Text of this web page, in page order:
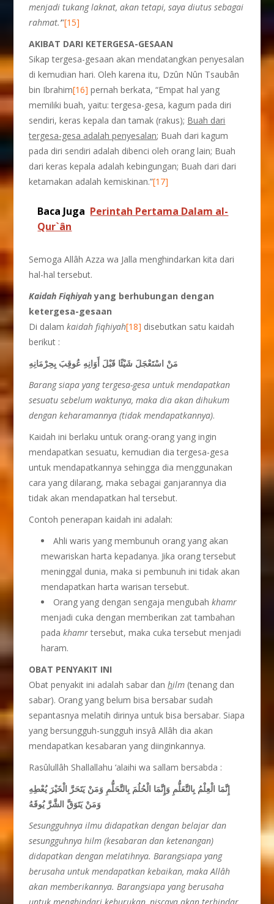
menjadi tukang laknat, akan tetapi, saya diutus sebagai
rahmat.’”[15]
AKIBAT DARI KETERGESA-GESAAN
Sikap tergesa-gesaan akan mendatangkan penyesalan
di kemudian hari. Oleh karena itu, Dzûn Nûn Tsaubân
bin Ibrahim[16] pernah berkata, “Empat hal yang
memiliki buah, yaitu: tergesa-gesa, kagum pada diri
sendiri, keras kepala dan tamak (rakus); Buah dari
tergesa-gesa adalah penyesalan; Buah dari kagum
pada diri sendiri adalah dibenci oleh orang lain; Buah
dari keras kepala adalah kebingungan; Buah dari dari
ketamakan adalah kemiskinan.”[17]
Baca Juga Perintah Pertama Dalam al-
Qur`ân
Semoga Allâh Azza wa Jalla menghindarkan kita dari
hal-hal tersebut.
Kaidah Fiqhiyahyang berhubungan dengan
ketergesa-gesaan
Di dalamkaidah fiqhiyah[18] disebutkan satu kaidah
berikut :
مَنْ اسْتَعْجَلَ شَيْئًا قَبْلَ أَوَانِهِ عُوقِبَ بِحِرْمَانِهِ
Barang siapa yang tergesa-gesa untuk mendapatkan
sesuatu sebelum waktunya, maka dia akan dihukum
dengan keharamannya (tidak mendapatkannya).
Kaidah ini berlaku untuk orang-orang yang ingin
mendapatkan sesuatu, kemudian dia tergesa-gesa
untuk mendapatkannya sehingga dia menggunakan
cara yang dilarang, maka sebagai ganjarannya dia
tidak akan mendapatkan hal tersebut.
Contoh penerapan kaidah ini adalah:
Ahli waris yang membunuh orang yang akan
mewariskan harta kepadanya. Jika orang tersebut
meninggal dunia, maka si pembunuh ini tidak akan
mendapatkan harta warisan tersebut.
Orang yang dengan sengaja mengubahkhamr
menjadi cuka dengan memberikan zat tambahan
padakhamrtersebut, maka cuka tersebut menjadi
haram.
OBAT PENYAKIT INI
Obat penyakit ini adalah sabar danhilm (tenang dan
sabar). Orang yang belum bisa bersabar sudah
sepantasnya melatih dirinya untuk bisa bersabar. Siapa
yang bersungguh-sungguh insyâ Allâh dia akan
mendapatkan kesabaran yang diinginkannya.
Rasûlullâh Shallallahu ‘alaihi wa sallam bersabda :
إِنَّمَا الْعِلْمُ بِالتَّعَلُّمِ وَإِنَّمَا الْحُلُمَ بِالتَّحَلُّمِ وَمَنْ يَتَحَرَّ الْخَيْرَ يُعْطِهِ
وَمَنْ يَتَوَقَّ الشَّرَّ يُوقَهُ
Sesungguhnya ilmu didapatkan dengan belajar dan
sesungguhnya hilm (kesabaran dan ketenangan)
didapatkan dengan melatihnya. Barangsiapa yang
berusaha untuk mendapatkan kebaikan, maka Allâh
akan memberikannya. Barangsiapa yang berusaha